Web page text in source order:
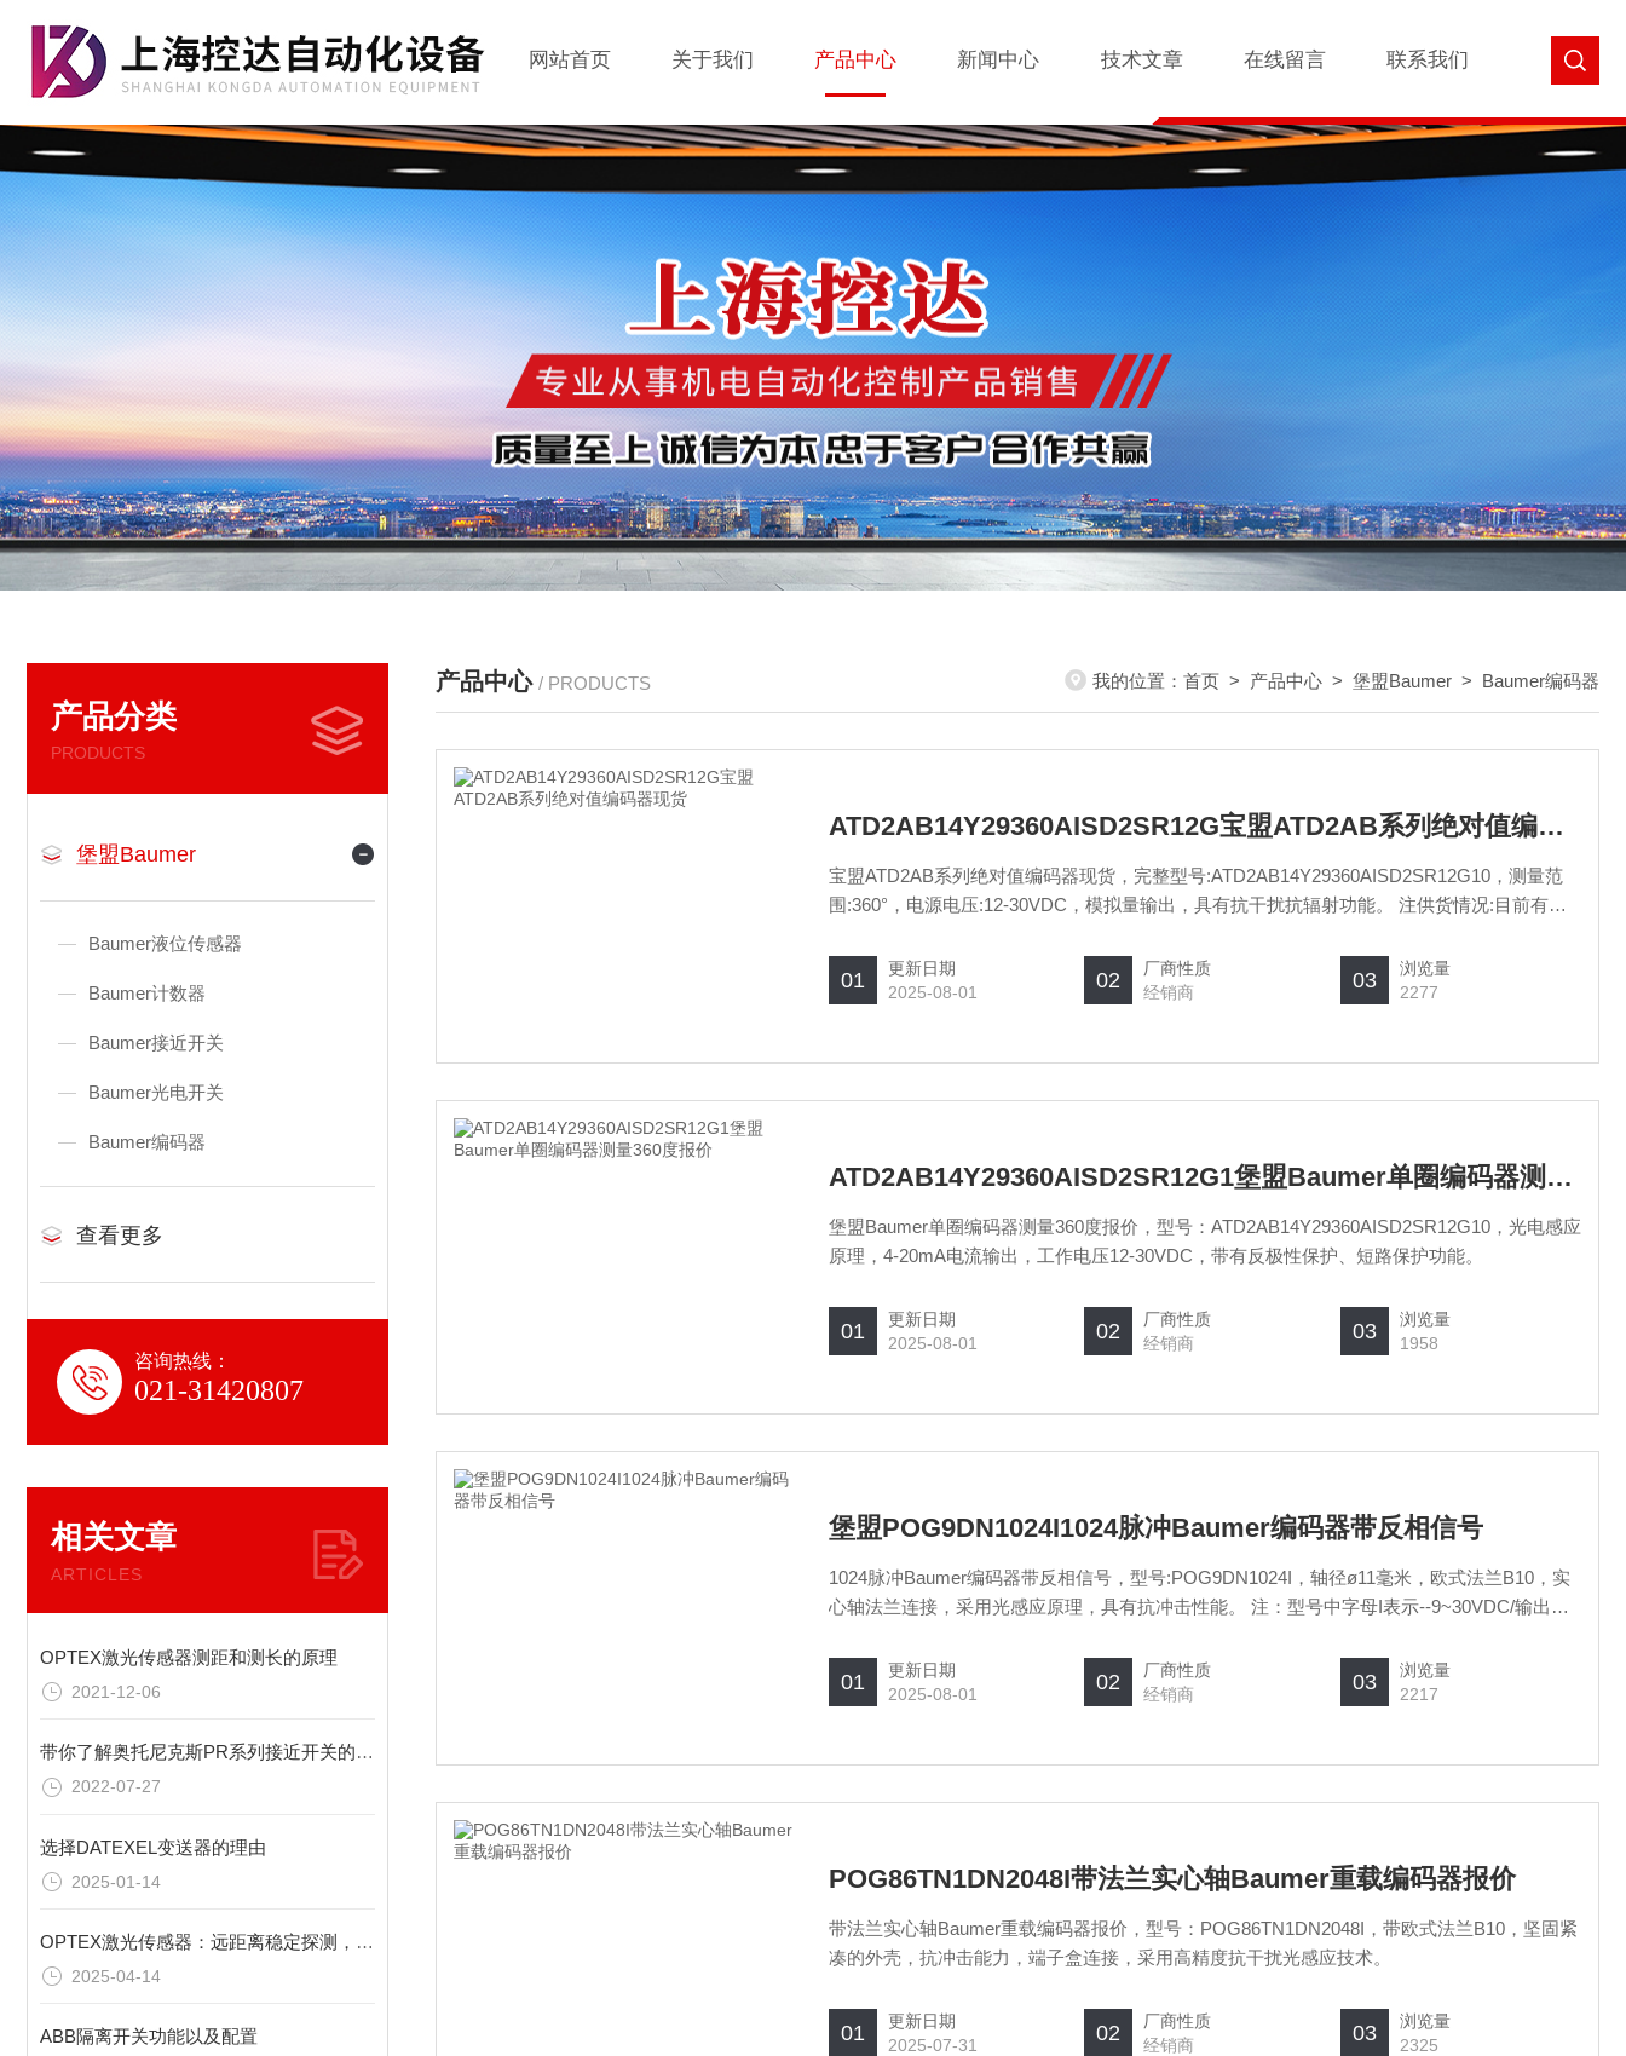
网站首页 关于我们 产品中心 新闻中心 技术文章 在线留言 联系我们
产品分类
PRODUCTS
堡盟Baumer
Baumer液位传感器
Baumer计数器
Baumer接近开关
Baumer光电开关
Baumer编码器
查看更多
咨询热线：
021-31420807
相关文章
ARTICLES
OPTEX激光传感器测距和测长的原理
2021-12-06
带你了解奥托尼克斯PR系列接近开关的主要功能
2022-07-27
选择DATEXEL变送器的理由
2025-01-14
OPTEX激光传感器：远距离稳定探测，拓展应用范围
2025-04-14
ABB隔离开关功能以及配置
产品中心 / PRODUCTS 我的位置： 首页 > 产品中心 > 堡盟Baumer > Baumer编码器
ATD2AB14Y29360AISD2SR12G宝盟ATD2AB系列绝对值编码器现货
宝盟ATD2AB系列绝对值编码器现货，完整型号:ATD2AB14Y29360AISD2SR12G10，测量范
围:360°，电源电压:12-30VDC，模拟量输出，具有抗干扰抗辐射功能。 注供货情况:目前有现
01
更新日期
2025-08-01
02
厂商性质
经销商
03
浏览量
2277
ATD2AB14Y29360AISD2SR12G1堡盟Baumer单圈编码器测量360度报价
堡盟Baumer单圈编码器测量360度报价，型号：ATD2AB14Y29360AISD2SR12G10，光电感应
原理，4-20mA电流输出，工作电压12-30VDC，带有反极性保护、短路保护功能。
01
更新日期
2025-08-01
02
厂商性质
经销商
03
浏览量
1958
堡盟POG9DN1024I1024脉冲Baumer编码器带反相信号
1024脉冲Baumer编码器带反相信号，型号:POG9DN1024I，轴径ø11毫米，欧式法兰B10，实
心轴法兰连接，采用光感应原理，具有抗冲击性能。 注：型号中字母I表示--9~30VDC/输出级
01
更新日期
2025-08-01
02
厂商性质
经销商
03
浏览量
2217
POG86TN1DN2048I带法兰实心轴Baumer重载编码器报价
带法兰实心轴Baumer重载编码器报价，型号：POG86TN1DN2048I，带欧式法兰B10，坚固紧
凑的外壳，抗冲击能力，端子盒连接，采用高精度抗干扰光感应技术。
01
更新日期
2025-07-31
02
厂商性质
经销商
03
浏览量
2325